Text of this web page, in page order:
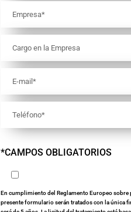
*CAMPOS OBLIGATORIOS
En cumplimiento del Reglamento Europeo sobre
presente formulario serán tratados con la única